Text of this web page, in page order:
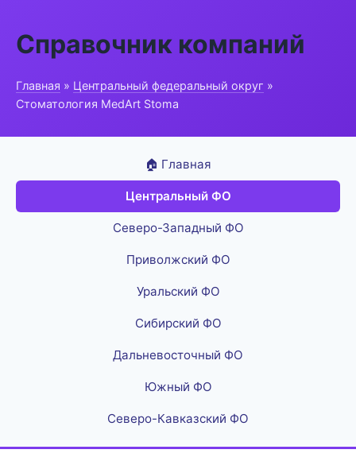
Справочник компаний
Главная » Центральный федеральный округ »
Стоматология MedArt Stoma
🏠 Главная
Центральный ФО
Северо-Западный ФО
Приволжский ФО
Уральский ФО
Сибирский ФО
Дальневосточный ФО
Южный ФО
Северо-Кавказский ФО